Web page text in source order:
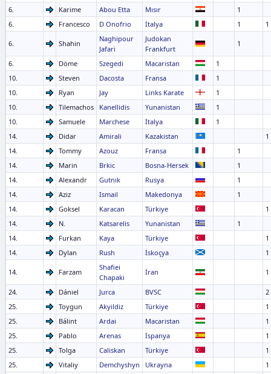
6.
Karime Abou Etta Mısır
1
6.
Francesco D Onofrio İtalya 1 1
6. Shahin
Naghipour
Jafari
Judokan
Frankfurt
1
6. Döme Szegedi Macaristan
1
10.
Steven Dacosta Fransa
1
10.
Ryan Jay Links Karate
1
10.
Tilemachos Kanellidis Yunanistan
1
10.
Samuele Marchese İtalya
1
14.
Didar Amirali Kazakistan
1
14.
Tommy Azouz Fransa
1
14.
Marin Brkic Bosna-Hersek
1
14.
Alexandr Gutnik Rusya
1
14.
Aziz Ismail Makedonya
1
14.
Goksel Karacan Türkiye
1
14.
N. Katsarelis Yunanistan
1
14.
Furkan Kaya Türkiye
1
14.
Dylan Rush İskoçya 1
14. Farzam
Shafiei
Chapaki
İran 1
24. Dániel Jurca BVSC
2
25.
Toygun Akyildiz Türkiye
1
25.
Bálint Ardai Macaristan
1
25.
Pablo Arenas İspanya
1
25.
Tolga Caliskan Türkiye
1
25.
Vitaliy Demchyshyn Ukrayna
1